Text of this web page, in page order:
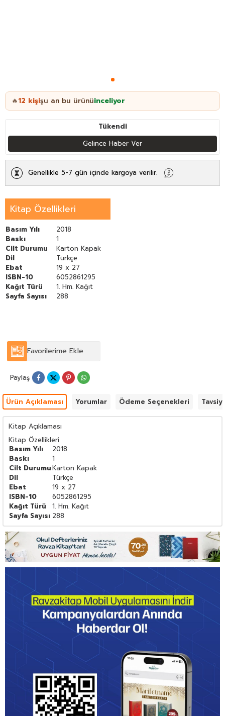
🔥12 kişişu an bu ürünüinceliyor
Tükendi
Gelince Haber Ver
Genellikle 5-7 gün içinde kargoya verilir.
Kitap Özellikleri
Basım Yılı
2018
Baskı
1
Cilt Durumu
Karton Kapak
Dil
Türkçe
Ebat
19 x 27
ISBN-10
6052861295
Kağıt Türü
1. Hm. Kağıt
Sayfa Sayısı
288
Favorilerime Ekle
Paylaş
Ürün Açıklaması Yorumlar Ödeme Seçenekleri
Kitap Açıklaması
Kitap Özellikleri
Basım Yılı
2018
Baskı
1
Cilt DurumuKarton Kapak
Dil
Türkçe
Ebat
19 x 27
ISBN-10
6052861295
Kağıt Türü
1. Hm. Kağıt
Sayfa Sayısı 288